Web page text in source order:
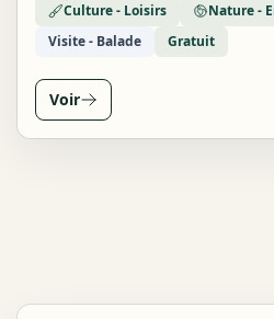
Culture - Loisirs
Nature -
Visite - Balade
Gratuit
Voir